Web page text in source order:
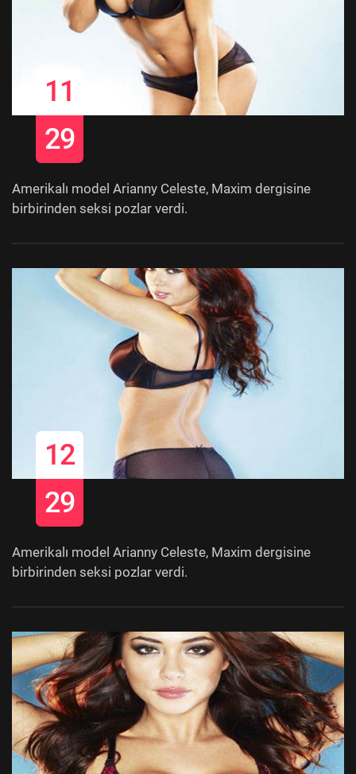
11
29
Amerikalı model Arianny Celeste, Maxim dergisine
birbirinden seksi pozlar verdi.
12
29
Amerikalı model Arianny Celeste, Maxim dergisine
birbirinden seksi pozlar verdi.